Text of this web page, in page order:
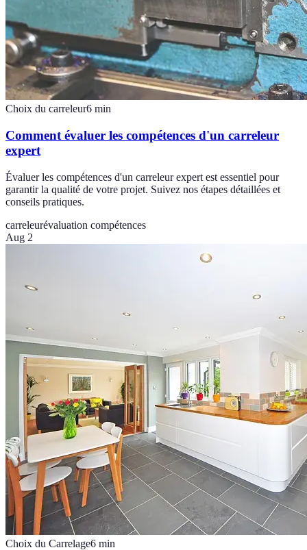
Choix du carreleur6 min
Comment évaluer les compétences d'un carreleur
expert
Évaluer les compétences d'un carreleur expert est essentiel pour
garantir la qualité de votre projet. Suivez nos étapes détaillées et
conseils pratiques.
carreleurévaluation compétences
Aug 2
Choix du Carrelage6 min